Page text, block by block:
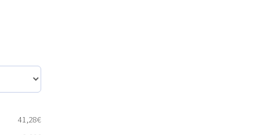
41,28€